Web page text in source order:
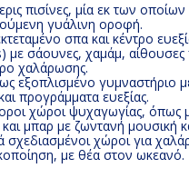
πισίνες, μία εκ των οποίων
γυάλινη οροφή.
σπα και κέντρο
με σάουνες, χαμάμ, αίθουσες
χαλάρωσης.
εξοπλισμένο γυμναστήριο
προγράμματα ευεξίας.
χώροι ψυχαγωγίας, όπως
μπαρ με ζωντανή μουσική
σχεδιασμένοι χώροι για
με θέα στον ωκεανό.